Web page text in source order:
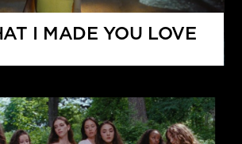
I MADE YOU LOVE